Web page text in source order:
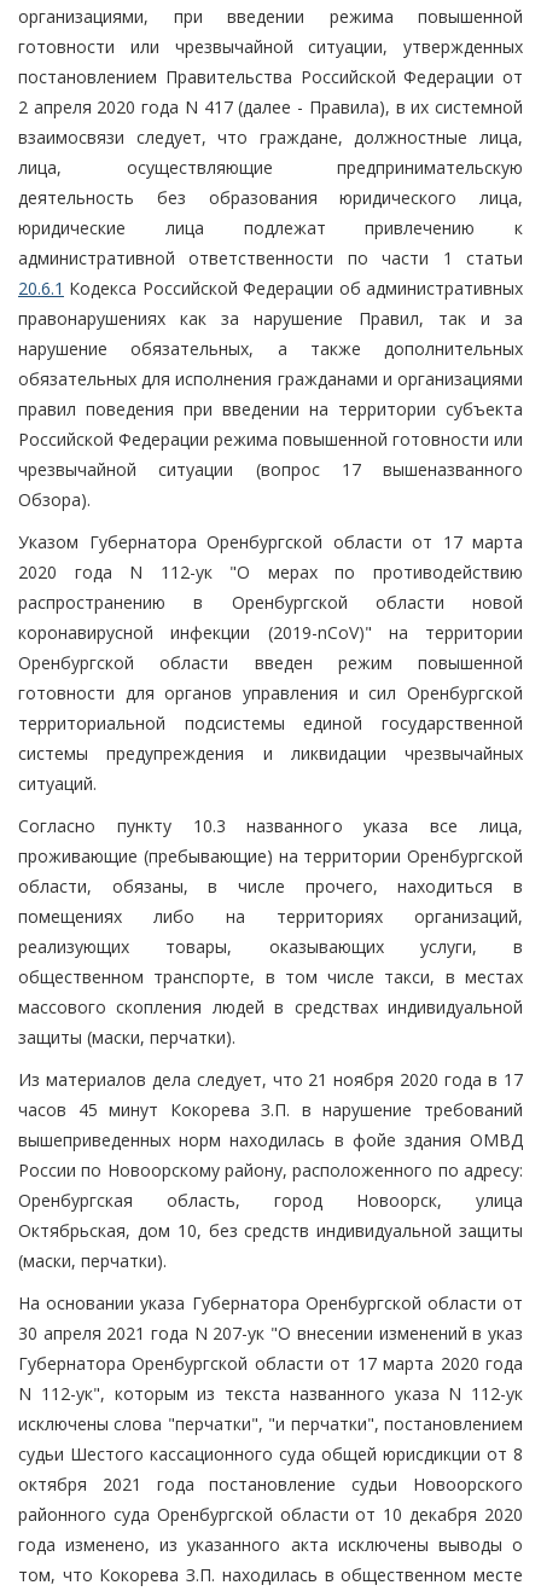
организациями, при введении режима повышенной
готовности или чрезвычайной ситуации, утвержденных
постановлением Правительства Российской Федерации от
2 апреля 2020 года N 417 (далее - Правила), в их системной
взаимосвязи следует, что граждане, должностные лица,
лица, осуществляющие предпринимательскую
деятельность без образования юридического лица,
юридические лица подлежат привлечению к
административной ответственности по части 1 статьи
20.6.1 Кодекса Российской Федерации об административных
правонарушениях как за нарушение Правил, так и за
нарушение обязательных, а также дополнительных
обязательных для исполнения гражданами и организациями
правил поведения при введении на территории субъекта
Российской Федерации режима повышенной готовности или
чрезвычайной ситуации (вопрос 17 вышеназванного
Обзора).
Указом Губернатора Оренбургской области от 17 марта
2020 года N 112-ук "О мерах по противодействию
распространению в Оренбургской области новой
коронавирусной инфекции (2019-nCoV)" на территории
Оренбургской области введен режим повышенной
готовности для органов управления и сил Оренбургской
территориальной подсистемы единой государственной
системы предупреждения и ликвидации чрезвычайных
ситуаций.
Согласно пункту 10.3 названного указа все лица,
проживающие (пребывающие) на территории Оренбургской
области, обязаны, в числе прочего, находиться в
помещениях либо на территориях организаций,
реализующих товары, оказывающих услуги, в
общественном транспорте, в том числе такси, в местах
массового скопления людей в средствах индивидуальной
защиты (маски, перчатки).
Из материалов дела следует, что 21 ноября 2020 года в 17
часов 45 минут Кокорева З.П. в нарушение требований
вышеприведенных норм находилась в фойе здания ОМВД
России по Новоорскому району, расположенного по адресу:
Оренбургская область, город Новоорск, улица
Октябрьская, дом 10, без средств индивидуальной защиты
(маски, перчатки).
На основании указа Губернатора Оренбургской области от
30 апреля 2021 года N 207-ук "О внесении изменений в указ
Губернатора Оренбургской области от 17 марта 2020 года
N 112-ук", которым из текста названного указа N 112-ук
исключены слова "перчатки", "и перчатки", постановлением
судьи Шестого кассационного суда общей юрисдикции от 8
октября 2021 года постановление судьи Новоорского
районного суда Оренбургской области от 10 декабря 2020
года изменено, из указанного акта исключены выводы о
том, что Кокорева З.П. находилась в общественном месте